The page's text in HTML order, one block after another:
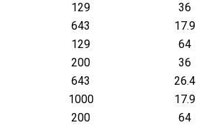
129 36
643 17.9
129 64
200 36
643 26.4
1000 17.9
200 64